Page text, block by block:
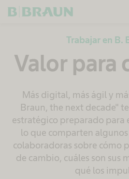
Trabajar en B.
Valor para
Más digital, más ágil y
Braun, the next decade"
estratégico preparado para
lo que comparten
colaboradoras sobre cómo
de cambio, cuáles son sus
qué los